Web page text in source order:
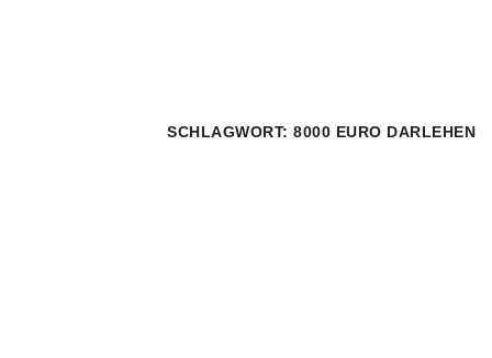
SCHLAGWORT: 8000 EURO DARLEHEN